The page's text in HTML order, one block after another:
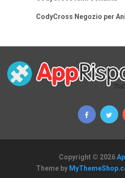
CodyCross Negozio per
Copyright © 2026
Theme by